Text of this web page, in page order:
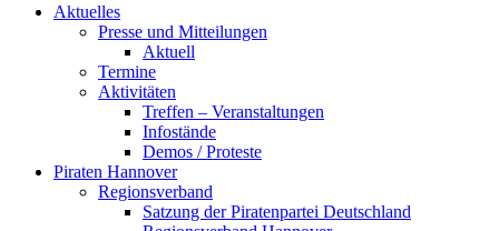
Aktuelles
Presse und Mitteilungen
Aktuell
Termine
Aktivitäten
Treffen – Veranstaltungen
Infostände
Demos / Proteste
Piraten Hannover
Regionsverband
Satzung der Piratenpartei Deutschland